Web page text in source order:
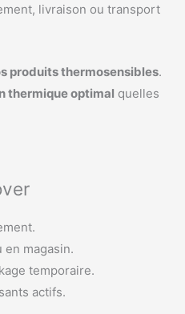
livraison ou transport
produits thermosensibles.
thermique optimal quelles
magasin.
temporaire.
actifs.